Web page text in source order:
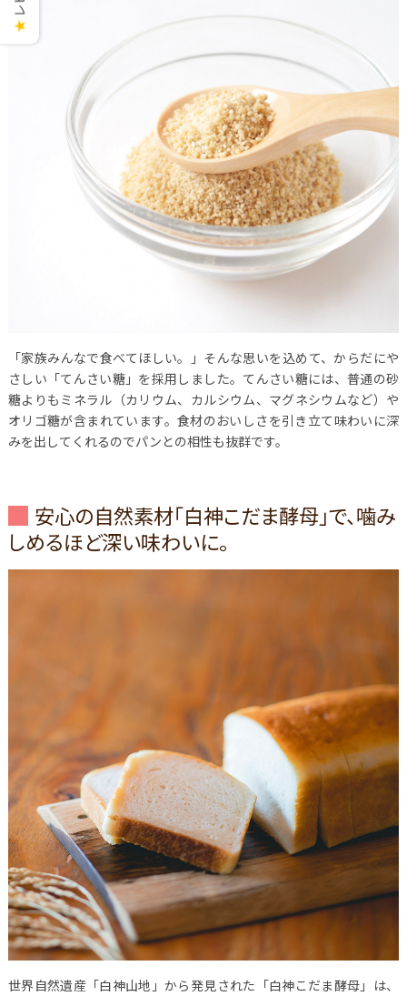
「家族みんなで食べてほしい。」そんな思いを込めて、からだにや
さしい「てんさい糖」を採用しました。てんさい糖には、普通の砂
糖よりもミネラル（カリウム、カルシウム、マグネシウムなど）や
オリゴ糖が含まれています。食材のおいしさを引き立て味わいに深
みを出してくれるのでパンとの相性も抜群です。
安心の自然素材「白神こだま酵母」で、噛み
しめるほど深い味わいに。
世界自然遺産「白神山地」から発見された「白神こだま酵母」は、
★